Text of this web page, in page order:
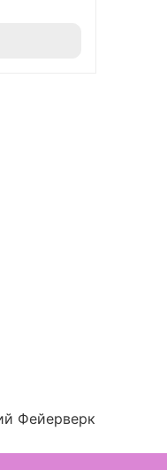
Фейерверк